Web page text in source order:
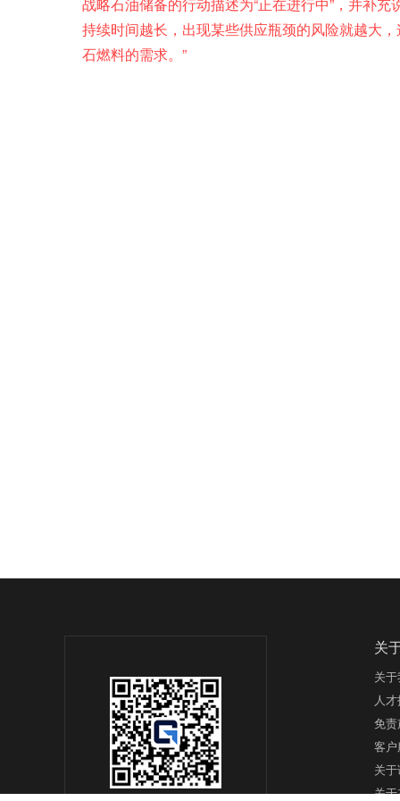
持续时间越长，出现某些供应瓶颈的风险就越大
石燃料的需求。”
关
关
人
免
客
关
关